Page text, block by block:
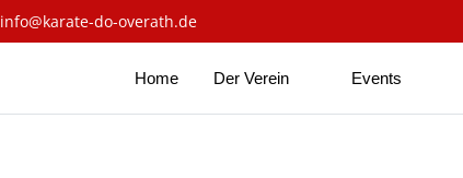
info@karate-do-overath.de
Home Der Verein Events